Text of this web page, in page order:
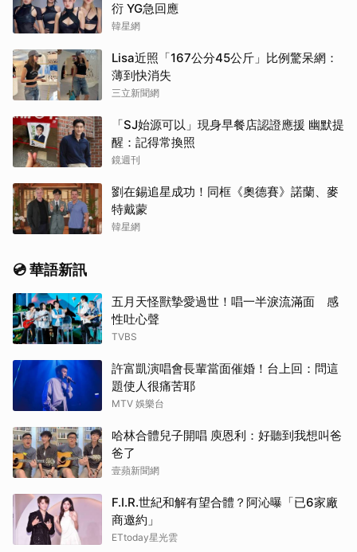
衍 YG急回應
韓星網
Lisa近照「167公分45公斤」比例驚呆網：
薄到快消失
三立新聞網
「SJ始源可以」現身早餐店認證應援 幽默提
醒：記得常換照
鏡週刊
劉在錫追星成功！同框《奧德賽》諾蘭、麥
特戴蒙
韓星網
💿 華語新訊
五月天怪獸摯愛過世！唱一半淚流滿面 感
性吐心聲
TVBS
許富凱演唱會長輩當面催婚！台上回：問這
題使人很痛苦耶
MTV 娛樂台
哈林合體兒子開唱 庾恩利：好聽到我想叫爸
爸了
壹蘋新聞網
F.I.R.世紀和解有望合體？阿沁曝「已6家廠
商邀約」
ETtoday星光雲